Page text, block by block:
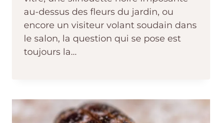
au-dessus des fleurs du jardin, ou
encore un visiteur volant soudain dans
le salon, la question qui se pose est
toujours la…